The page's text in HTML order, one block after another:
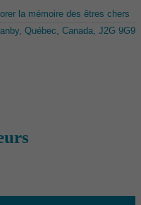
la mémoire des êtres chers
Québec, Canada, J2G 9G9